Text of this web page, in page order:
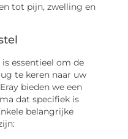
tot pijn, zwelling en
is essentieel om de
te keren naar uw
bieden we een
dat specifiek is
belangrijke